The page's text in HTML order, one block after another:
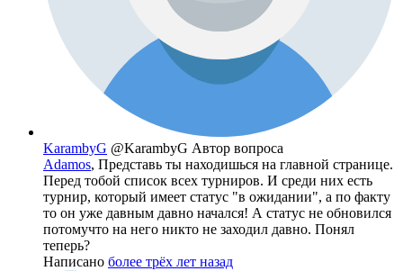
KarambyG @KarambyG Автор вопроса
Adamos, Представь ты находишься на главной странице.
Перед тобой список всех турниров. И среди них есть
турнир, который имеет статус "в ожидании", а по факту
то он уже давным давно начался! А статус не обновился
потомучто на него никто не заходил давно. Понял
теперь?
Написано более трёх лет назад